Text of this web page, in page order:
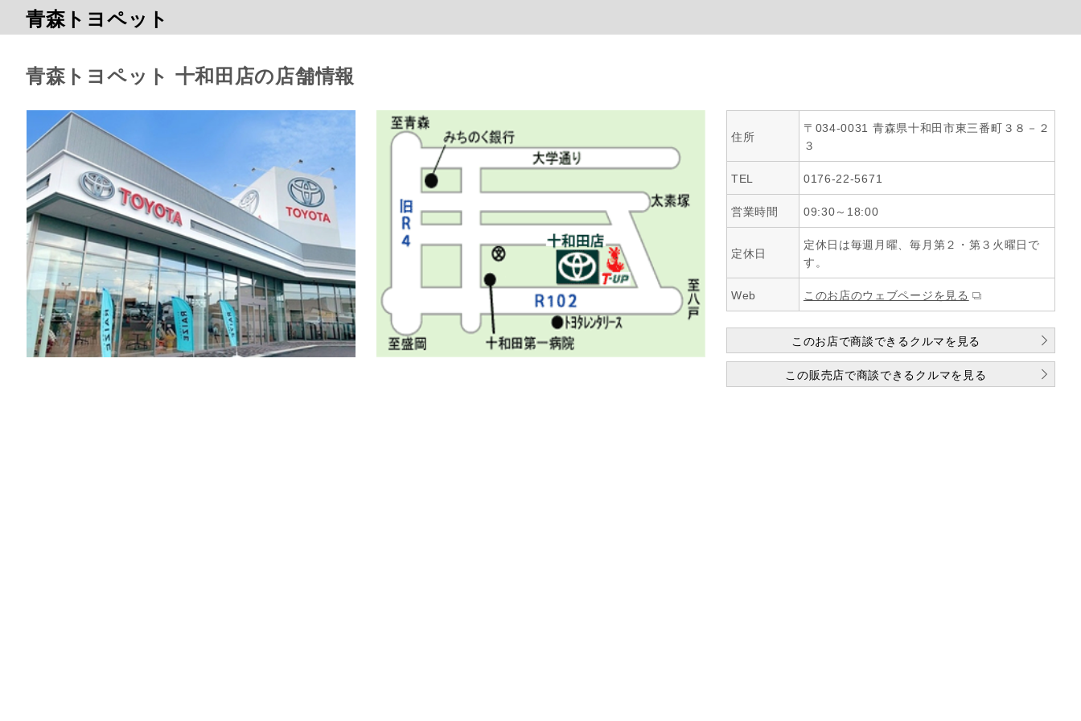
青森トヨペット
青森トヨペット 十和田店の店舗情報
住所
〒034-0031 青森県十和田市東三番町３８－２
３
TEL 0176-22-5671
営業時間 09:30～18:00
定休日
定休日は毎週月曜、毎月第２・第３火曜日で
す。
Web このお店のウェブページを見る
このお店で商談できるクルマを見る
この販売店で商談できるクルマを見る